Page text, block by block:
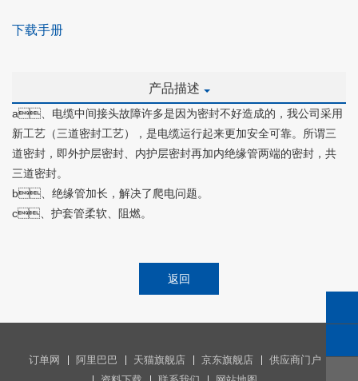
下载手册
产品描述
a、电缆中间接头故障许多是因为密封不好造成的，我公司采用
新工艺（三道密封工艺），是电缆运行起来更加安全可靠。所谓三
道密封，即外护层密封、内护层密封再加内绝缘管两端的密封，共
三道密封。
b、绝缘管加长，解决了爬电问题。
c、护套管柔软、阻燃。
返回
订单网 阿里巴巴 天猫旗舰店 京东旗舰店
供应商门户